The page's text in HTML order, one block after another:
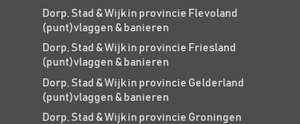
Dorp, Stad & Wijk in provincie Flevoland
(punt)vlaggen & banieren
Dorp, Stad & Wijk in provincie Friesland
(punt)vlaggen & banieren
Dorp, Stad & Wijk in provincie Gelderland
(punt)vlaggen & banieren
Dorp, Stad & Wijk in provincie Groningen